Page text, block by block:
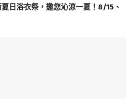
夏日浴衣祭，邀您沁涼一夏！8/15、